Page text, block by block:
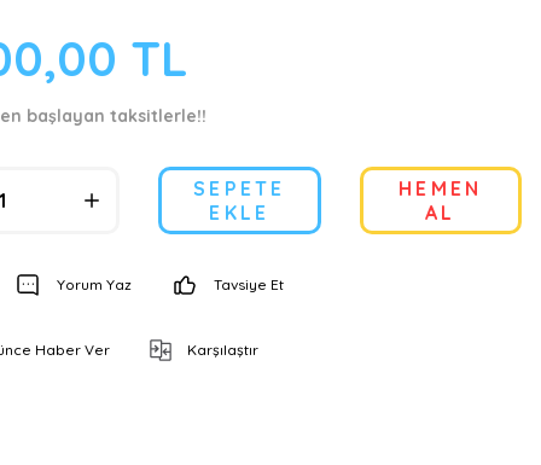
TL
başlayan taksitlerle!!
SEPETE
EKLE
HEMEN
AL
Yorum Yaz Tavsiye Et
Haber Ver Karşılaştır